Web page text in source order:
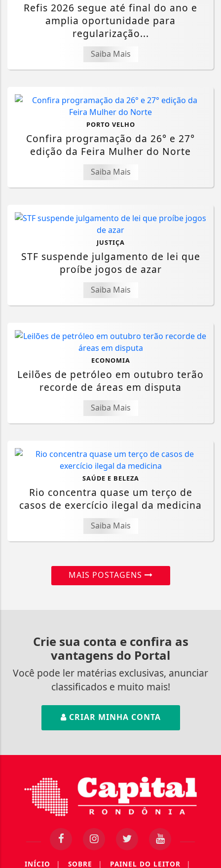
Refis 2026 segue até final do ano e
amplia oportunidade para
regularização...
Saiba Mais
PORTO VELHO
Confira programação da 26° e 27°
edição da Feira Mulher do Norte
Saiba Mais
JUSTIÇA
STF suspende julgamento de lei que
proíbe jogos de azar
Saiba Mais
ECONOMIA
Leilões de petróleo em outubro terão
recorde de áreas em disputa
Saiba Mais
SAÚDE E BELEZA
Rio concentra quase um terço de
casos de exercício ilegal da medicina
Saiba Mais
MAIS POSTAGENS
Crie sua conta e confira as
vantagens do Portal
Você pode ler matérias exclusivas, anunciar
classificados e muito mais!
CRIAR MINHA CONTA
INÍCIO | SOBRE | PAINEL DO LEITOR |